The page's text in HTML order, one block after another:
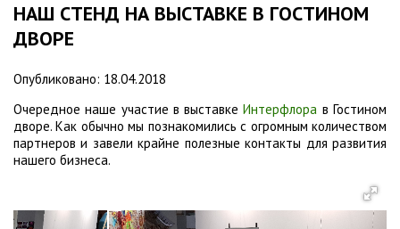
НАШ СТЕНД НА ВЫСТАВКЕ В ГОСТИНОМ
ДВОРЕ
Опубликовано: 18.04.2018
Очередное наше участие в выставкеИнтерфлора в Гостином
дворе. Как обычно мы познакомились с огромным количеством
партнеров и завели крайне полезные контакты для развития
нашего бизнеса.